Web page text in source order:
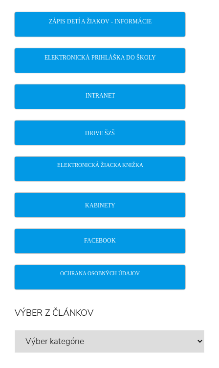
ZÁPIS DETÍ A ŽIAKOV - INFORMÁCIE
ELEKTRONICKÁ PRIHLÁŠKA DO ŠKOLY
INTRANET
DRIVE ŠZŠ
ELEKTRONICKÁ ŽIACKA KNIŽKA
KABINETY
FACEBOOK
OCHRANA OSOBNÝCH ÚDAJOV
VÝBER Z ČLÁNKOV
VÝBER